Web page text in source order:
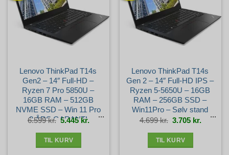
Lenovo ThinkPad T14s
Gen2 – 14″ Full-HD –
Ryzen 7 Pro 5850U –
16GB RAM – 512GB
NVME SSD – Win 11 Pro
– 3 ÅRS GARANTI –
6.599kr. Den
oprindelige
pris
5.445kr. Den
aktuelle
pris
TIL KURV
Lenovo ThinkPad T14s
Gen 2 – 14″ Full-HD IPS –
Ryzen 5-5650U – 16GB
RAM – 256GB SSD –
Win11Pro – Sølv stand
4.699kr. Den
oprindelige
pris
3.705 kr. Den
aktuelle
pris
TIL KURV